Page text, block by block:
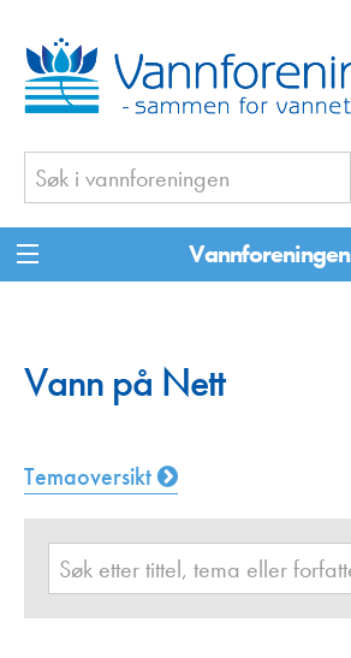
Vannforeningen
Vann på Nett
Temaoversikt